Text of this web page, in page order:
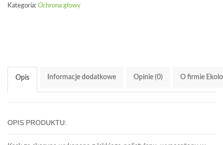
Kategoria: Ochrona głowy
Opis Informacje dodatkowe Opinie (0) O firmie
OPIS PRODUKTU: